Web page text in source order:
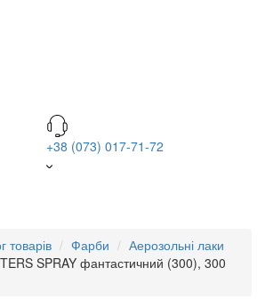
+38 (073) 017-71-72
товарів Фарби
Аерозольні лаки
SPRAY фантастичний (300), 300